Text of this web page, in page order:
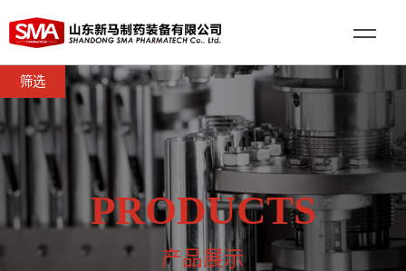
PRODUCTS
产品展示
筛选